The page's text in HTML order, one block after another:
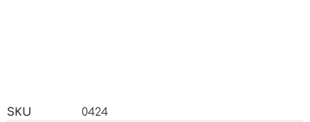
SKU
0424